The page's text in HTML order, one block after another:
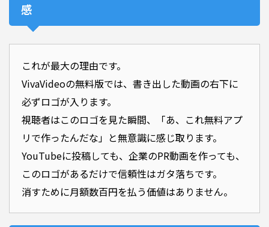
感
これが最大の理由です。
VivaVideoの無料版では、書き出した動画の右下に
必ずロゴが入ります。
視聴者はこのロゴを見た瞬間、「あ、これ無料アプ
リで作ったんだな」と無意識に感じ取ります。
YouTubeに投稿しても、企業のPR動画を作っても、
このロゴがあるだけで信頼性はガタ落ちです。
消すために月額数百円を払う価値はありません。